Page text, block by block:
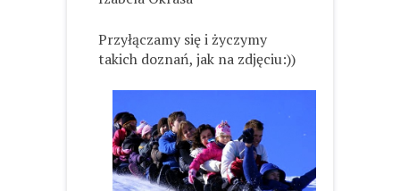
Przyłączamy się i życzymy
takich doznań, jak na zdjęciu:))